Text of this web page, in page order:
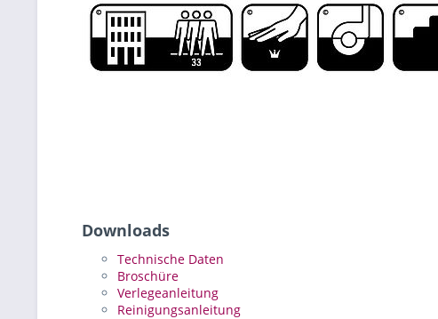
Downloads
Technische Daten
Broschüre
Verlegeanleitung
Reinigungsanleitung